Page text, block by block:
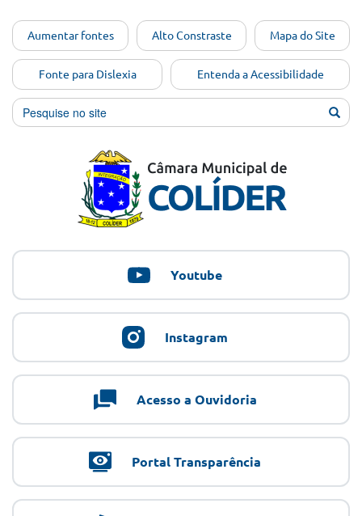
conteúdo
[Alt+1]
Ir para
o menu
[Alt+2]
[Alt+4]
Aumentar fontes Alto Constraste Mapa do Site
Fonte para Dislexia Entenda a Acessibilidade
Youtube
Instagram
Acesso a Ouvidoria
Portal Transparência